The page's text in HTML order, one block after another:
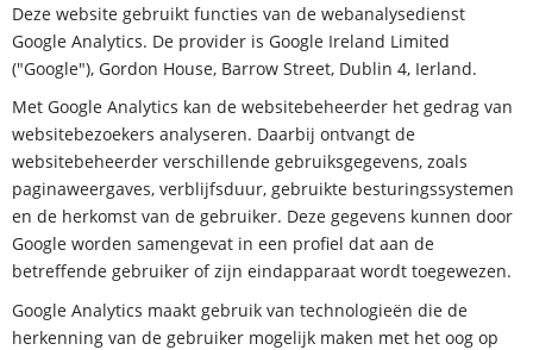
Deze website gebruikt functies van de webanalysedienst
Google Analytics. De provider is Google Ireland Limited
("Google"), Gordon House, Barrow Street, Dublin 4, Ierland.
Met Google Analytics kan de websitebeheerder het gedrag van
websitebezoekers analyseren. Daarbij ontvangt de
websitebeheerder verschillende gebruiksgegevens, zoals
paginaweergaves, verblijfsduur, gebruikte besturingssystemen
en de herkomst van de gebruiker. Deze gegevens kunnen door
Google worden samengevat in een profiel dat aan de
betreffende gebruiker of zijn eindapparaat wordt toegewezen.
Google Analytics maakt gebruik van technologieën die de
herkenning van de gebruiker mogelijk maken met het oog op